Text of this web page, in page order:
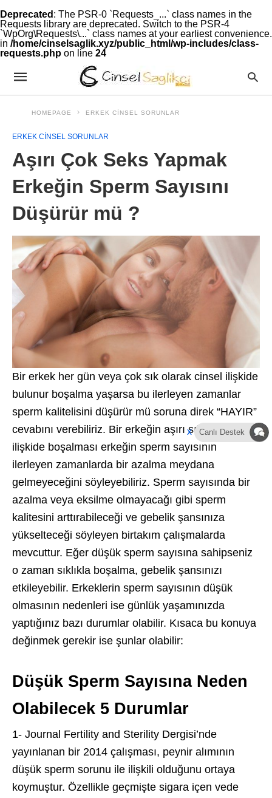
Deprecated : The PSR-0 `Requests_...` class names in the
Requests library are deprecated. Switch to the PSR-4
`WpOrg\Requests\...` class names at your earliest convenience.
in /home/cinselsaglik.xyz/public_html/wp-includes/class-
requests.php on line 24
xCanlı Destek
HOMEPAGE ERKEK CINSEL SORUNLAR
ERKEK CINSEL SORUNLAR
Aşırı Çok Seks Yapmak
Erkeğin Sperm Sayısını
Düşürür mü ?
Bir erkek her gün veya çok sık olarak cinsel ilişkide
bulunur boşalma yaşarsa bu ilerleyen zamanlar
sperm kalitelisini düşürür mü soruna direk “HAYIR”
cevabını verebiliriz. Bir erkeğin aşırı sıklık ile cinsel
ilişkide boşalması erkeğin sperm sayısının
ilerleyen zamanlarda bir azalma meydana
gelmeyeceğini söyleyebiliriz. Sperm sayısında bir
azalma veya eksilme olmayacağı gibi sperm
kalitesini arttırabileceği ve gebelik şansınıza
yükselteceği söyleyen birtakım çalışmalarda
mevcuttur. Eğer düşük sperm sayısına sahipseniz
o zaman sıklıkla boşalma, gebelik şansınızı
etkileyebilir. Erkeklerin sperm sayısının düşük
olmasının nedenleri ise günlük yaşamınızda
yaptığınız bazı durumlar olabilir. Kısaca bu konuya
değinmek gerekir ise şunlar olabilir:
Düşük Sperm Sayısına Neden
Olabilecek 5 Durumlar
1- Journal Fertility and Sterility Dergisi’nde
yayınlanan bir 2014 çalışması, peynir alımının
düşük sperm sorunu ile ilişkili olduğunu ortaya
koymuştur. Özellikle geçmişte sigara içen vede